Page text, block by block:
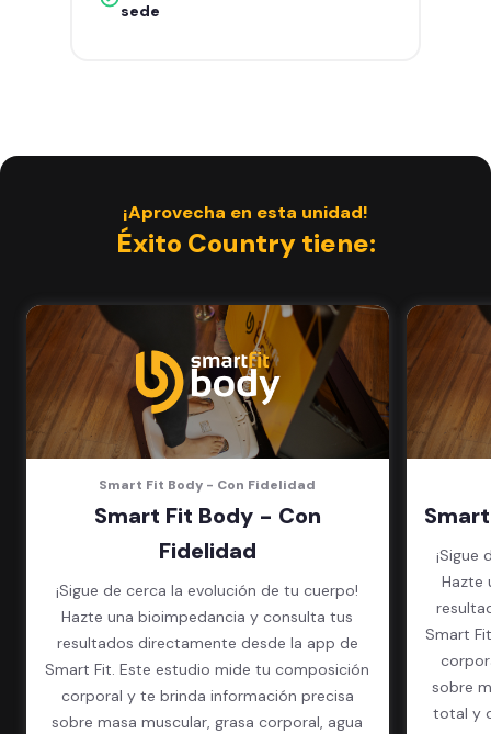
sede
¡Aprovecha en esta unidad!
Éxito Country tiene:
Smart Fit Body - Con Fidelidad
Smart Fit Body - Con
Fidelidad
¡Sigue de cerca la evolución de tu cuerpo!
Hazte una bioimpedancia y consulta tus
resultados directamente desde la app de
Smart Fit. Este estudio mide tu composición
corporal y te brinda información precisa
sobre masa muscular, grasa corporal, agua
¡Sigue
Hazte
Smart
sobre
total y